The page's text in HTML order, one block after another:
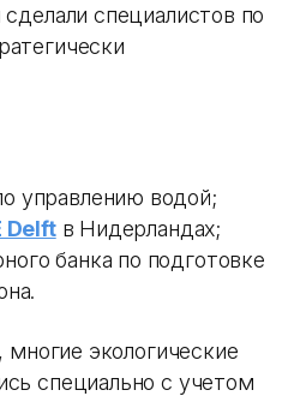
специалистов по
управлению водой;
Delftв Нидерландах;
банка по подготовке
многие экологические
специально с учетом